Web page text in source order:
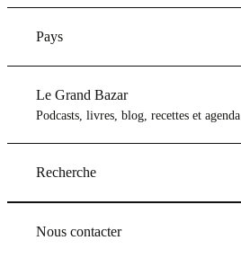
Pays
Le Grand Bazar
Podcasts, livres, blog, recettes et agenda
Recherche
Nous contacter